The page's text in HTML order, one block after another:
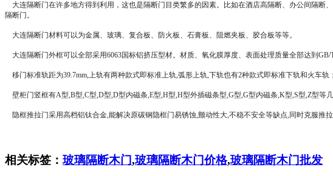
大连隔断门在许多地方得到利用，这也是隔断门目类繁多的因素。比如在酒店高隔断、办公间隔断
隔断门。
大连隔断门材料可以为金属、玻璃、复合板、防火板、石膏板、阻燃夹板、胶合板等等。
大连隔断门外框可以全部采用6063国标铝挤压型材。材质、氧化膜厚度、表面处理质量全部达到
移门标准轨距为39.7mm,上轨有两种款式即标准上轨,弧形上轨,下轨也有2种款式即标准下轨和火车轨；
壁柜门竖框有A型,B型,C型,D型,D型内磁条,E型,H型,H型外插磁条型,G型,G型内磁条,K型,S型,Z型等
隐框推拉门采用高档铝钛合金,能解决原碳钢隐框门易锈蚀,颤动性大,不稳不安全等缺点,同时克服推
相关标签： 玻璃隔断木门,玻璃隔断木门价格,玻璃隔断木门批发